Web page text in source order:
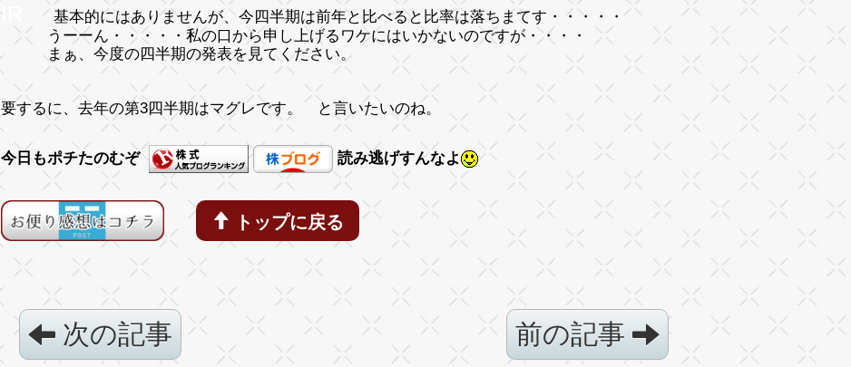
IR
基本的にはありませんが、今四半期は前年と比べると比率は落ちまてす・・・・・
うーーん・・・・・私の口から申し上げるワケにはいかないのですが・・・・
まぁ、今度の四半期の発表を見てください。
要するに、 去年の第3四半期はマグレです。 と言いたいのね。
今日もポチたのむぞ 読み逃げすんなよ
トップに戻る
次の記事 前の記事